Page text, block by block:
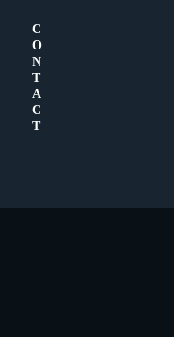
C
O
N
T
A
C
T